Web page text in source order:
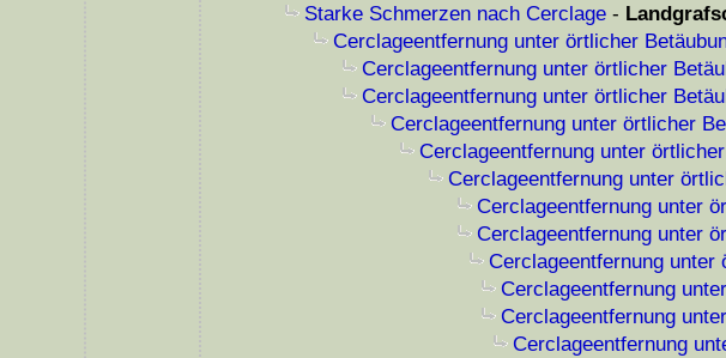
Starke Schmerzen nach Cerclage -
Cerclageentfernung unter örtlicher
Cerclageentfernung unter örtlicher
Cerclageentfernung unter örtlicher
Cerclageentfernung unter örtlicher
Cerclageentfernung unter
Cerclageentfernung unter
Cerclageentfernung unter
Cerclageentfernung unter
Cerclageentfernung unter
Cerclageentfernung
Cerclageentfernung
Cerclageentfernung